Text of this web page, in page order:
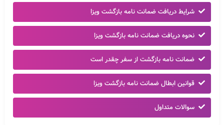
شرایط دریافت ضمانت نامه بازگشت ویزا
نحوه دریافت ضمانت نامه بازگشت ویزا
ضمانت نامه بازگشت از سفر چقدر است
قوانین ابطال ضمانت نامه بازگشت ویزا
سوالات متداول